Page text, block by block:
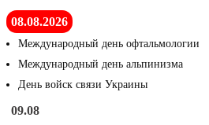
08.08.2026
Международный день офтальмологии
Международный день альпинизма
День войск связи Украины
09.08